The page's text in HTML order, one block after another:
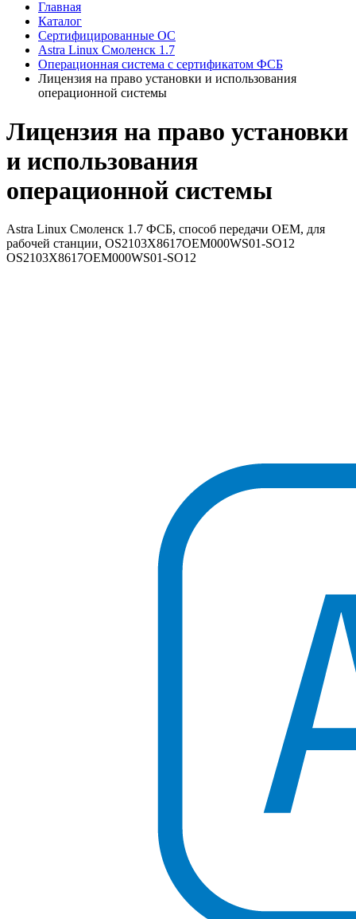
Главная
Каталог
Сертифицированные ОС
Astra Linux Смоленск 1.7
Операционная система с сертификатом ФСБ
Лицензия на право установки и использования
операционной системы
Лицензия на право установки
и использования
операционной системы
Astra Linux Смоленск 1.7 ФСБ, способ передачи OEM, для
рабочей станции, OS2103X8617OEM000WS01-SO12
OS2103X8617OEM000WS01-SO12